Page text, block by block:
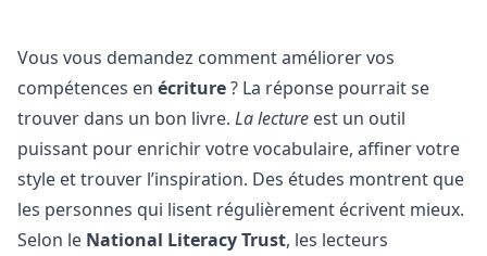
Vous vous demandez comment améliorer vos
compétences en écriture? La réponse pourrait se
trouver dans un bon livre. La lecture est un outil
puissant pour enrichir votre vocabulaire, affiner votre
style et trouver l’inspiration. Des études montrent que
les personnes qui lisent régulièrement écrivent mieux.
Selon le National Literacy Trust, les lecteurs